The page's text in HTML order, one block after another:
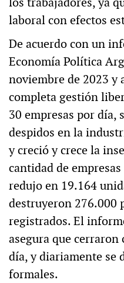
laboral con efectos
De acuerdo con un
Economía Política
noviembre de 2023 y
completa gestión
30 empresas por día,
despidos en la
y creció y crece la
cantidad de
redujo en 19.164
destruyeron 276.000
registrados. El
asegura que cerraron
día, y diariamente se
formales.